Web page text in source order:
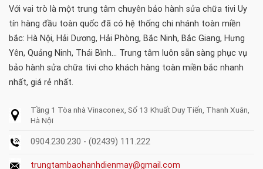
Với vai trò là một trung tâm chuyên bảo hành sửa chữa tivi Uy
tín hàng đầu toàn quốc đã có hệ thống chi nhánh toàn miền
bắc: Hà Nội, Hải Dương, Hải Phòng, Bắc Ninh, Bắc Giang, Hưng
Yên, Quảng Ninh, Thái Bình... Trung tâm luôn sẵn sàng phục vụ
bảo hành sửa chữa tivi cho khách hàng toàn miền bắc nhanh
nhất, giá rẻ nhất.
Tầng 1 Tòa nhà Vinaconex, Số 13 Khuất Duy Tiến, Thanh Xuân,
Hà Nội
0904.230.230 - (02439) 111.222
trungtambaohanhdienmay@gmail.com